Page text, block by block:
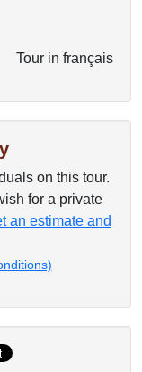
Tour in français
on this tour.
for a private
an estimate and